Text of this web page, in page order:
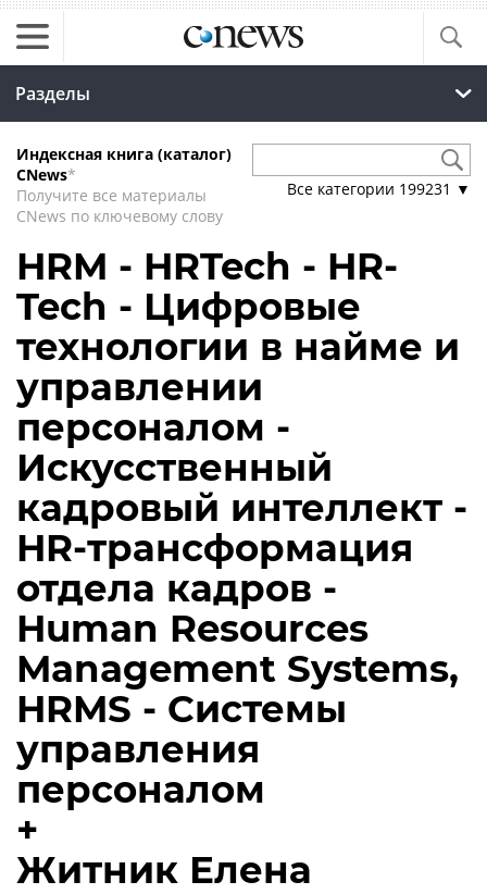
Разделы
Индексная книга (каталог)
CNews*
Получите все материалы
CNews по ключевому слову
Все категории 199231 ▼
HRM - HRTech - HR-
Tech - Цифровые
технологии в найме и
управлении
персоналом -
Искусственный
кадровый интеллект -
HR-трансформация
отдела кадров -
Human Resources
Management Systems,
HRMS - Системы
управления
персоналом
+
Житник Елена